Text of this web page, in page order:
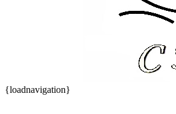
{loadnavigation}